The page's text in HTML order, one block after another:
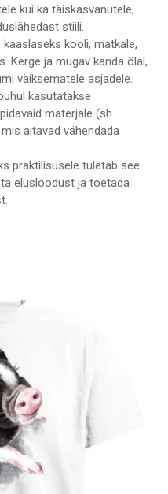
kui ka täiskasvanutele,
stiili.
kooli, matkale,
Kerge ja mugav kanda õlal,
väiksematele asjadele.
kasutatakse
materjale (sh
aitavad vähendada
praktilisusele tuletab see
elusloodust ja toetada